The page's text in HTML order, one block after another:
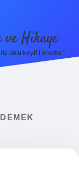
ve Hikaye
dolu keyifli öneriler!